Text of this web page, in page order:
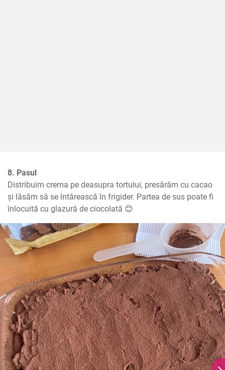
8. Pasul
Distribuim crema pe deasupra tortului, presărăm cu cacao
și lăsăm să se întărească în frigider. Partea de sus poate fi
înlocuită cu glazură de ciocolată 😊